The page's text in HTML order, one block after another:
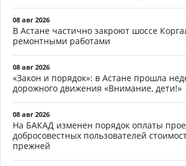
08 авг 2026
В Астане частично закроют шоссе
ремонтными работами
08 авг 2026
«Закон и порядок»: в Астане прошла
дорожного движения «Внимание, дети!»
08 авг 2026
На БАКАД изменен порядок оплаты
добросовестных пользователей
прежней